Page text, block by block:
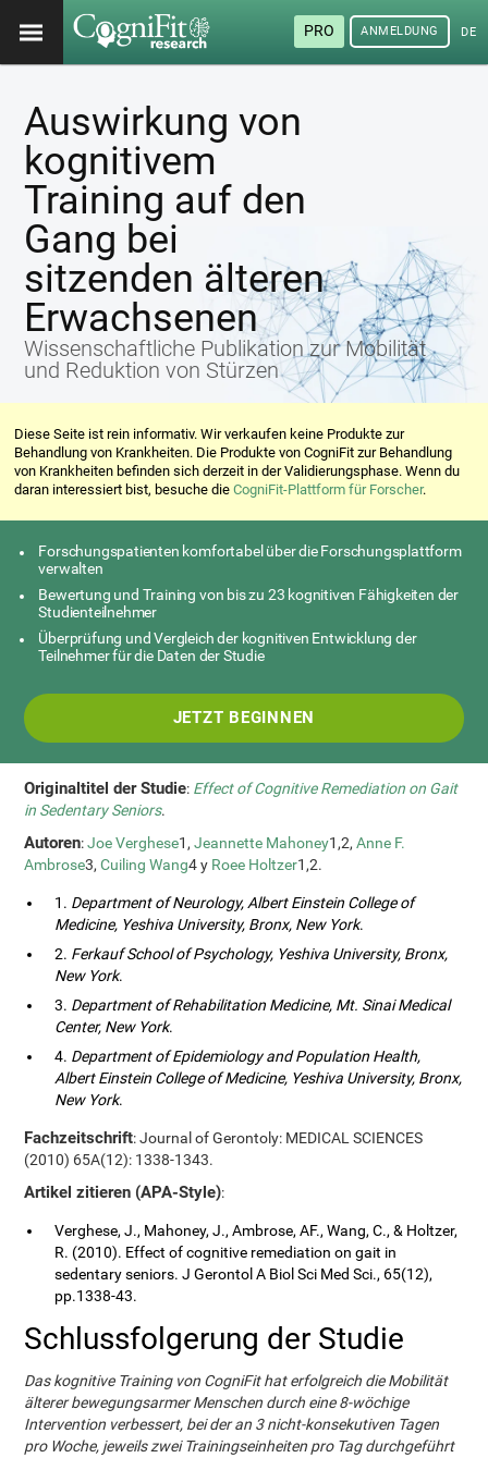
PRO ANMELDUNG
Auswirkung von
kognitivem
Training auf den
Gang bei
sitzenden älteren
Erwachsenen
Wissenschaftliche Publikation zur Mobilität
und Reduktion von Stürzen
Diese Seite ist rein informativ. Wir verkaufen keine Produkte zur
Behandlung von Krankheiten. Die Produkte von CogniFit zur Behandlung
von Krankheiten befinden sich derzeit in der Validierungsphase. Wenn du
daran interessiert bist, besuche dieCogniFit-Plattform für Forscher.
Forschungspatienten komfortabel über die Forschungsplattform
verwalten
Bewertung und Training von bis zu 23 kognitiven Fähigkeiten der
Studienteilnehmer
Überprüfung und Vergleich der kognitiven Entwicklung der
Teilnehmer für die Daten der Studie
JETZT BEGINNEN
Originaltitel der Studie: Effect of Cognitive Remediation on Gait
in Sedentary Seniors.
Autoren:Joe Verghese1,Jeannette Mahoney1,2,Anne F.
Ambrose3,Cuiling Wang4 y Roee Holtzer1,2.
1. Department of Neurology, Albert Einstein College of
Medicine, Yeshiva University, Bronx, New York.
2. Ferkauf School of Psychology, Yeshiva University, Bronx,
New York.
3. Department of Rehabilitation Medicine, Mt. Sinai Medical
Center, New York.
4. Department of Epidemiology and Population Health,
Albert Einstein College of Medicine, Yeshiva University, Bronx,
New York.
Fachzeitschrift: Journal of Gerontoly: MEDICAL SCIENCES
(2010) 65A(12): 1338-1343.
Artikel zitieren (APA-Style):
Verghese, J., Mahoney, J., Ambrose, AF., Wang, C., & Holtzer,
R. (2010). Effect of cognitive remediation on gait in
sedentary seniors. J Gerontol A Biol Sci Med Sci., 65(12),
pp.1338-43.
Schlussfolgerung der Studie
Das kognitive Training von CogniFit hat erfolgreich die Mobilität
älterer bewegungsarmer Menschen durch eine 8-wöchige
Intervention verbessert, bei der an 3 nicht-konsekutiven Tagen
pro Woche, jeweils zwei Trainingseinheiten pro Tag durchgeführt